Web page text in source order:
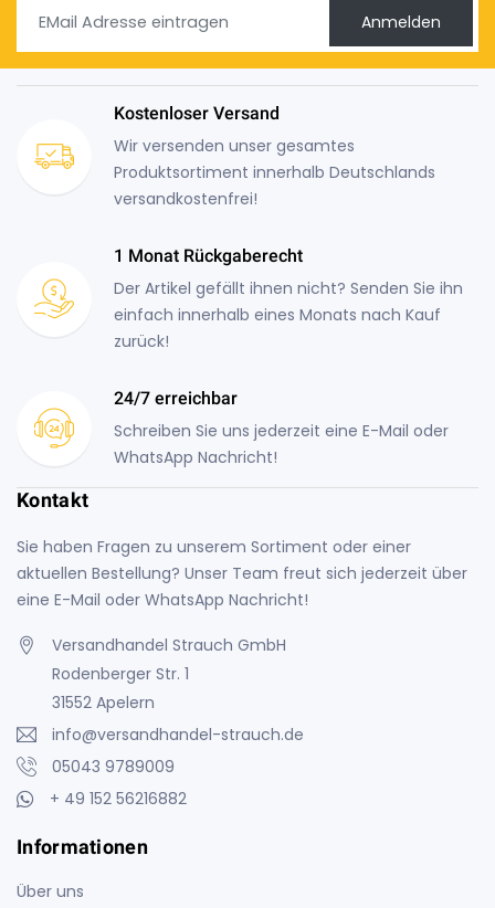
Anmelden
Kostenloser Versand
Wir versenden unser gesamtes
Produktsortiment innerhalb Deutschlands
versandkostenfrei!
1 Monat Rückgaberecht
Der Artikel gefällt ihnen nicht? Senden Sie ihn
einfach innerhalb eines Monats nach Kauf
zurück!
24/7 erreichbar
Schreiben Sie uns jederzeit eine E-Mail oder
WhatsApp Nachricht!
Kontakt
Sie haben Fragen zu unserem Sortiment oder einer
aktuellen Bestellung? Unser Team freut sich jederzeit über
eine E-Mail oder WhatsApp Nachricht!
Versandhandel Strauch GmbH
Rodenberger Str. 1
31552 Apelern
info@versandhandel-strauch.de
05043 9789009
+ 49 152 56216882
Informationen
Über uns